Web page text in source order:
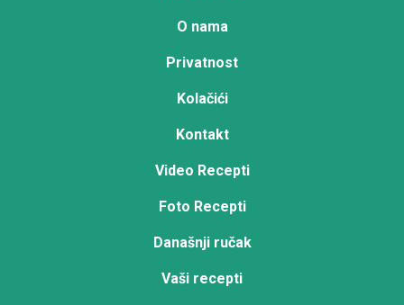
O nama
Privatnost
Kolačići
Kontakt
Video Recepti
Foto Recepti
Današnji ručak
Vaši recepti